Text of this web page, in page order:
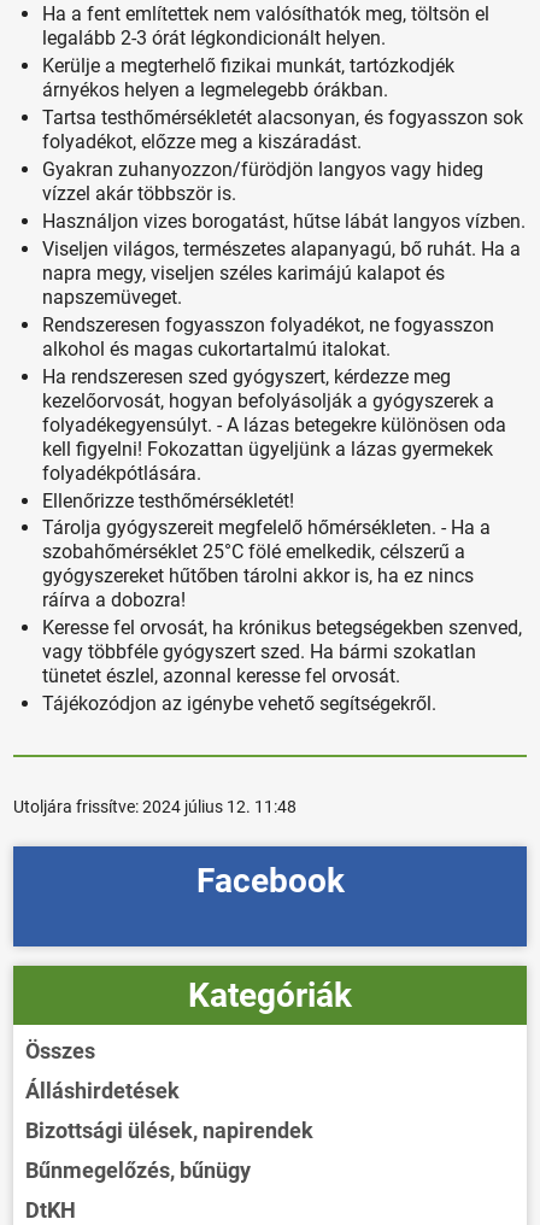
Ha a fent említettek nem valósíthatók meg, töltsön el
legalább 2-3 órát légkondicionált helyen.
Kerülje a megterhelő fizikai munkát, tartózkodjék
árnyékos helyen a legmelegebb órákban.
Tartsa testhőmérsékletét alacsonyan, és fogyasszon sok
folyadékot, előzze meg a kiszáradást.
Gyakran zuhanyozzon/fürödjön langyos vagy hideg
vízzel akár többször is.
Használjon vizes borogatást, hűtse lábát langyos vízben.
Viseljen világos, természetes alapanyagú, bő ruhát. Ha a
napra megy, viseljen széles karimájú kalapot és
napszemüveget.
Rendszeresen fogyasszon folyadékot, ne fogyasszon
alkohol és magas cukortartalmú italokat.
Ha rendszeresen szed gyógyszert, kérdezze meg
kezelőorvosát, hogyan befolyásolják a gyógyszerek a
folyadékegyensúlyt. - A lázas betegekre különösen oda
kell figyelni! Fokozattan ügyeljünk a lázas gyermekek
folyadékpótlására.
Ellenőrizze testhőmérsékletét!
Tárolja gyógyszereit megfelelő hőmérsékleten. - Ha a
szobahőmérséklet 25°C fölé emelkedik, célszerű a
gyógyszereket hűtőben tárolni akkor is, ha ez nincs
ráírva a dobozra!
Keresse fel orvosát, ha krónikus betegségekben szenved,
vagy többféle gyógyszert szed. Ha bármi szokatlan
tünetet észlel, azonnal keresse fel orvosát.
Tájékozódjon az igénybe vehető segítségekről.
Utoljára frissítve:2024 július 12. 11:48
Facebook
Kategóriák
Összes
Álláshirdetések
Bizottsági ülések, napirendek
Bűnmegelőzés, bűnügy
DtKH